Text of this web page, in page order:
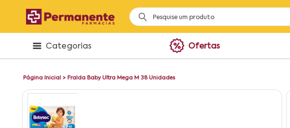
Categorias Ofertas
Página Inicial > Fralda Baby Ultra Mega M 38 Unidades